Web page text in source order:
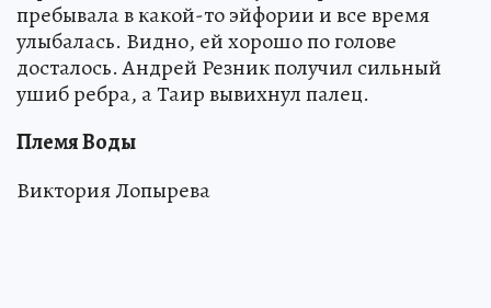
пребывала в какой-то эйфории и все время
улыбалась. Видно, ей хорошо по голове
досталось. Андрей Резник получил сильный
ушиб ребра, а Таир вывихнул палец.
Племя Воды
Виктория Лопырева